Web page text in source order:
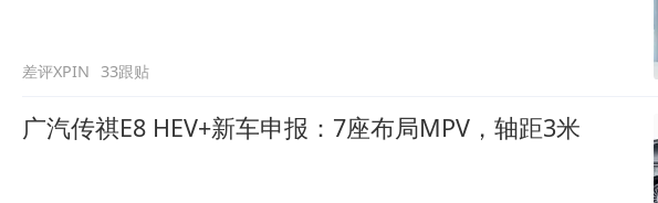
差评XPIN 33跟贴
广汽传祺E8 HEV+新车申报：7座布局MPV，轴距3米